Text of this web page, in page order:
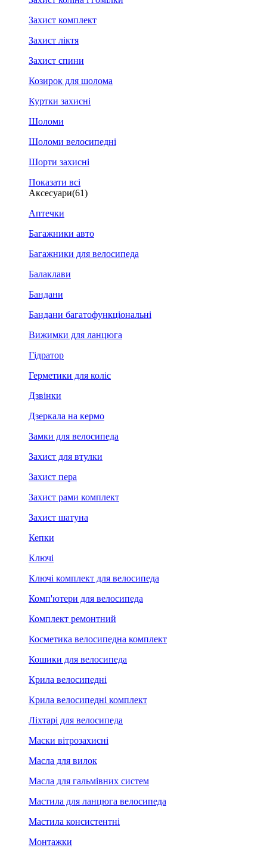
Захист комплект
Захист ліктя
Захист спини
Козирок для шолома
Куртки захисні
Шоломи
Шоломи велосипедні
Шорти захисні
Показати всі
Аксесуари(61)
Аптечки
Багажники авто
Багажники для велосипеда
Балаклави
Бандани
Бандани багатофункціональні
Вижимки для ланцюга
Гідратор
Герметики для коліс
Дзвінки
Дзеркала на кермо
Замки для велосипеда
Захист для втулки
Захист пера
Захист рами комплект
Захист шатуна
Кепки
Ключі
Ключі комплект для велосипеда
Комп'ютери для велосипеда
Комплект ремонтний
Косметика велосипедна комплект
Кошики для велосипеда
Крила велосипедні
Крила велосипедні комплект
Ліхтарі для велосипеда
Маски вітрозахисні
Масла для вилок
Масла для гальмівних систем
Мастила для ланцюга велосипеда
Мастила консистентні
Монтажки